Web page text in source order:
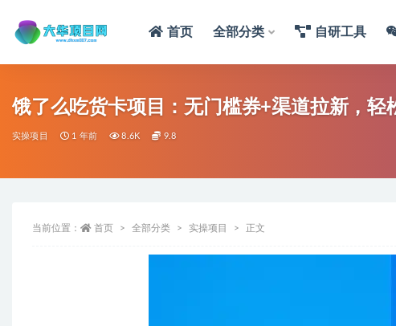
首页 全部分类 自研工具
饿了么吃货卡项目：无门槛券+渠道拉新，轻
实操项目 1 年前 8.6K 9.8
当前位置： 首页 全部分类 实操项目 正文